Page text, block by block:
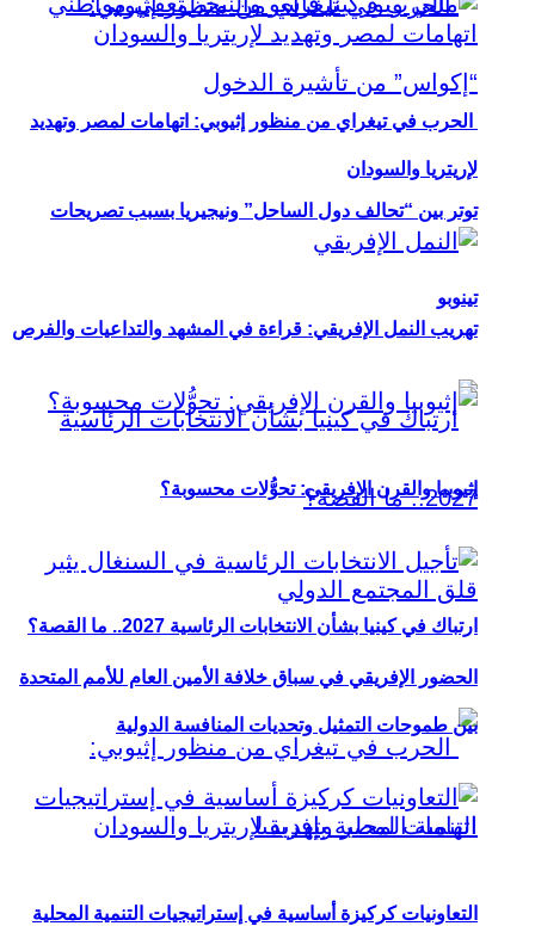
توتر بين “تحالف دول الساحل” ونيجيريا بسبب تصريحات
تينوبو
ارتباك في كينيا بشأن الانتخابات الرئاسية 2027.. ما القصة؟
الحرب في تيغراي من منظور إثيوبي: اتهامات لمصر وتهديد
لإريتريا والسودان
تهريب النمل الإفريقي: قراءة في المشهد والتداعيات والفرص
إثيوبيا والقرن الإفريقي: تحوُّلات محسوبة؟
الحضور الإفريقي في سباق خلافة الأمين العام للأمم المتحدة
بين طموحات التمثيل وتحديات المنافسة الدولية
التعاونيات كركيزة أساسية في إستراتيجيات التنمية المحلية